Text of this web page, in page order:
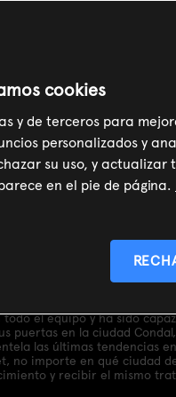
SOY CLIENTE
1967. Ana Ribera vuelve
su último sueño: la primera
todo el equipo y ha sido
puertas en la ciudad
las últimas tendencias
no importe en qué ciudad
y recibir el mismo
cookies
y de terceros para
personalizados y
su uso, y actualizar
en el pie de página.